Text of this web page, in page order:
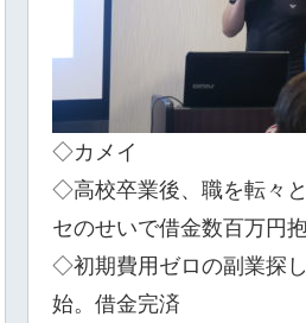
◇カメイ
◇高校卒業後、職を転々
セのせいで借金数百万円
◇初期費用ゼロの副業探
始。借金完済